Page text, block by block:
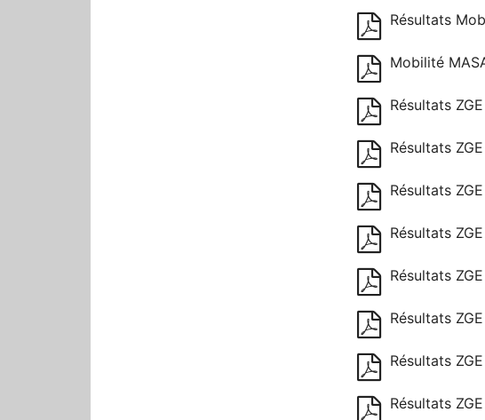
Résultats
Mobilité
Résultats
Résultats
Résultats
Résultats
Résultats
Résultats
Résultats
Résultats